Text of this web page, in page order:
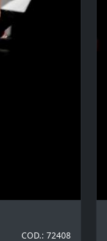
COD.: 72408